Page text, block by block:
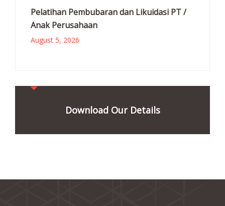
Pelatihan Pembubaran dan Likuidasi PT /
Anak Perusahaan
August 5, 2026
Download Our Details